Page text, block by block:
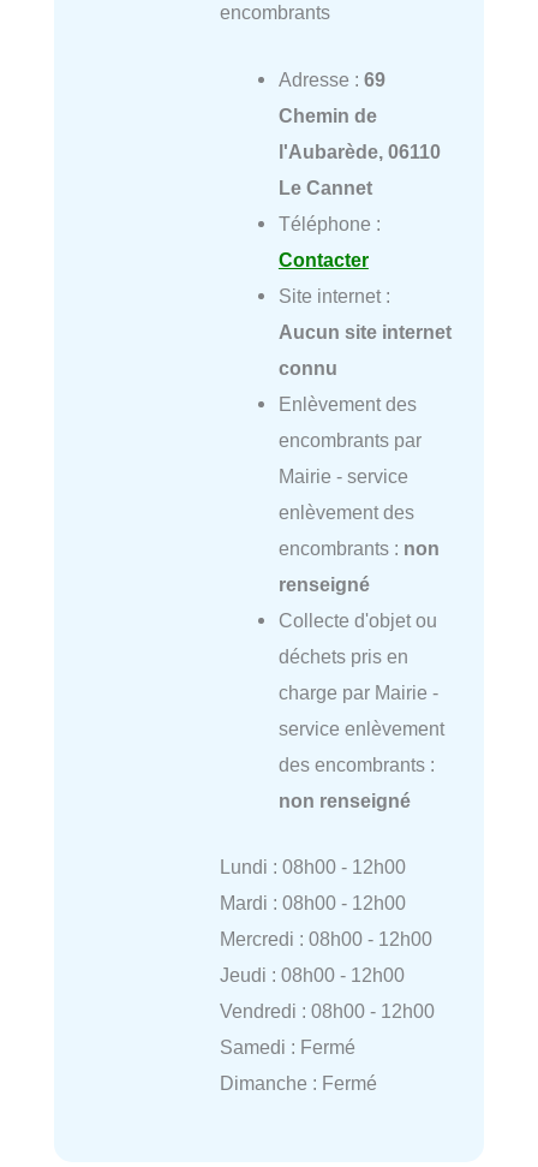
encombrants
Adresse : 69
Chemin de
l'Aubarède, 06110
Le Cannet
Téléphone :
Contacter
Site internet :
Aucun site internet
connu
Enlèvement des
encombrants par
Mairie - service
enlèvement des
encombrants : non
renseigné
Collecte d'objet ou
déchets pris en
charge par Mairie -
service enlèvement
des encombrants :
non renseigné
Lundi : 08h00 - 12h00
Mardi : 08h00 - 12h00
Mercredi : 08h00 - 12h00
Jeudi : 08h00 - 12h00
Vendredi : 08h00 - 12h00
Samedi : Fermé
Dimanche : Fermé